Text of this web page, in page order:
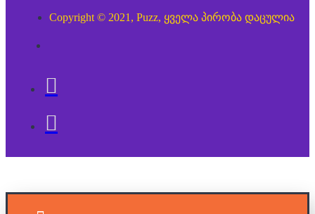
Copyright © 2021, Puzz, ყველა პირობა დაცულია